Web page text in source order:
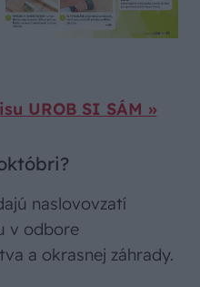
UROB SI SÁM »
naslovovzatí
v odbore
a okrasnej záhrady.